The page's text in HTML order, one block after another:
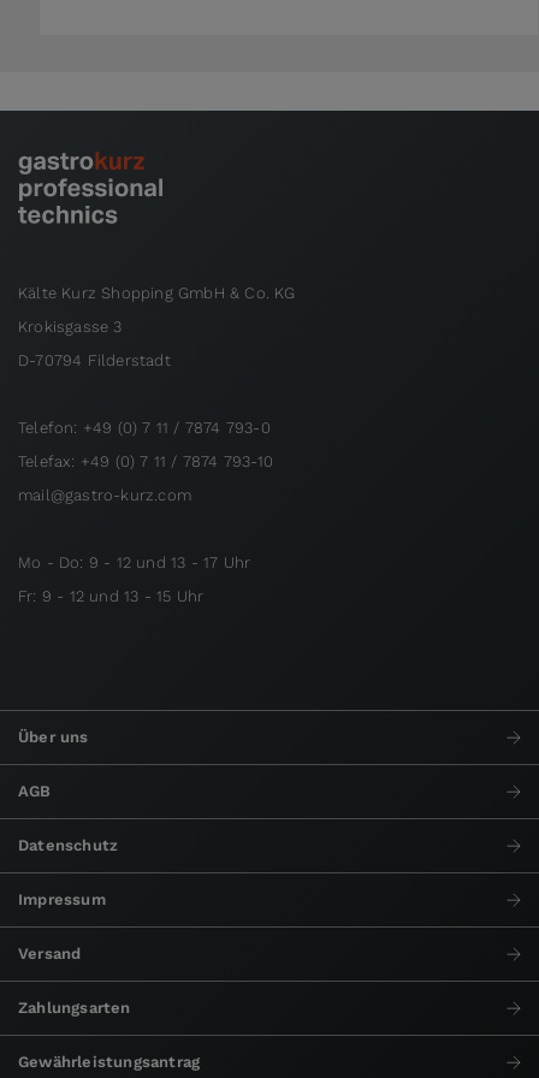
Kälte Kurz Shopping GmbH & Co. KG
Krokisgasse 3
D-70794 Filderstadt
Telefon: +49 (0) 7 11 / 7874 793-0
Telefax: +49 (0) 7 11 / 7874 793-10
mail@gastro-kurz.com
Mo - Do: 9 - 12 und 13 - 17 Uhr
Fr: 9 - 12 und 13 - 15 Uhr
Über uns
AGB
Datenschutz
Impressum
Versand
Zahlungsarten
Gewährleistungsantrag